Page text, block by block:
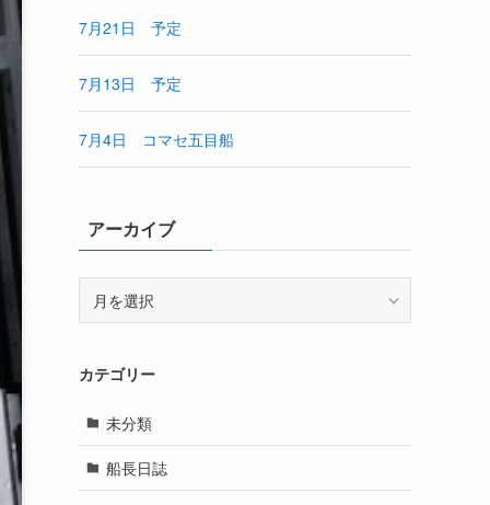
7月21日 予定
7月13日 予定
7月4日 コマセ五目船
アーカイブ
ブ
カテゴリー
未分類
船長日誌